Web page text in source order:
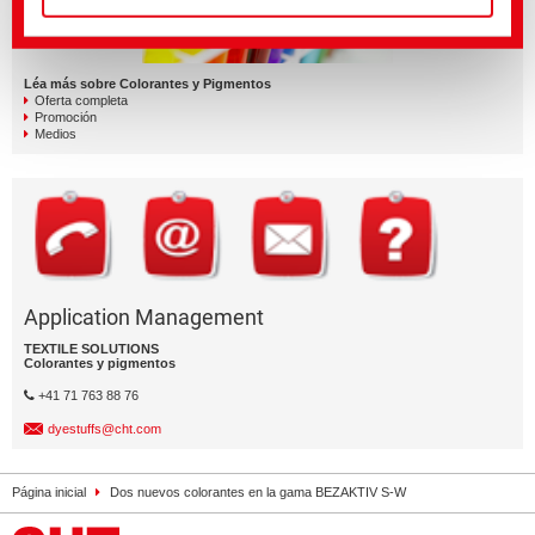
Léa más sobre Colorantes y Pigmentos
Oferta completa
Promoción
Medios
Application Management
TEXTILE SOLUTIONS
Colorantes y pigmentos
+41 71 763 88 76
dyestuffs@cht.com
Página inicial Dos nuevos colorantes en la gama BEZAKTIV S-W